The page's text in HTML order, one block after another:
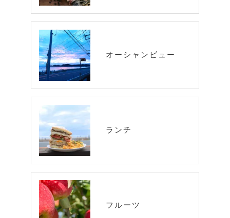
オーシャンビュー
ランチ
フルーツ